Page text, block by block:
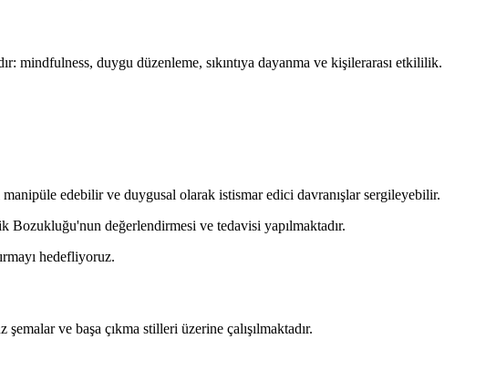
duygu düzenleme, sıkıntıya dayanma ve kişilerarası etkililik.
edebilir ve duygusal olarak istismar edici davranışlar sergileyebilir.
değerlendirmesi ve tedavisi yapılmaktadır.
hedefliyoruz.
ve başa çıkma stilleri üzerine çalışılmaktadır.